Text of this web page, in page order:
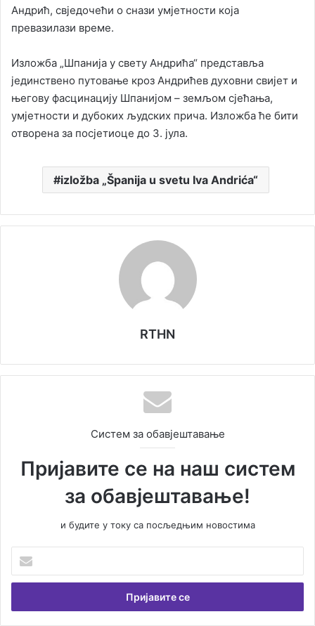
Андрић, свједочећи о снази умјетности која
превазилази време.
Изложба „Шпанија у свету Андрића“ представља
јединствено путовање кроз Андрићев духовни свијет и
његову фасцинацију Шпанијом – земљом сјећања,
умјетности и дубоких људских прича. Изложба ће бити
отворена за посјетиоце до 3. јула.
izložba „Španija u svetu Iva Andrića“
RTHN
Систем за обавјештавање
Пријавите се на наш систем
за обавјештавање!
и будите у току са посљедњим новостима
е
и